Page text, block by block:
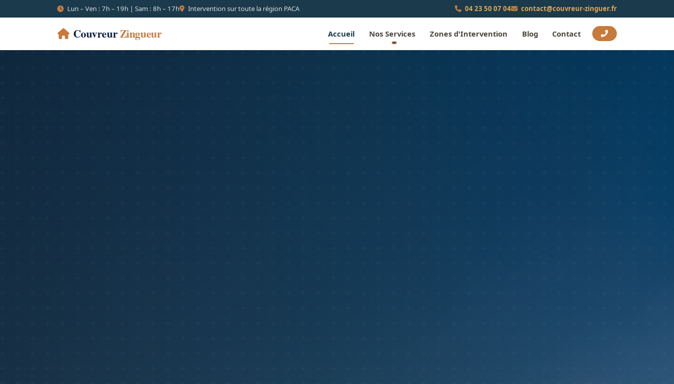
Lun – Ven : 7h – 19h | Sam : 8h – 17h Intervention sur toute la région PACA 04 23 50 07 04 contact@couvreur-zinguer.fr
CouvreurZingueur Accueil Nos Services Zones d'Intervention Blog Contact